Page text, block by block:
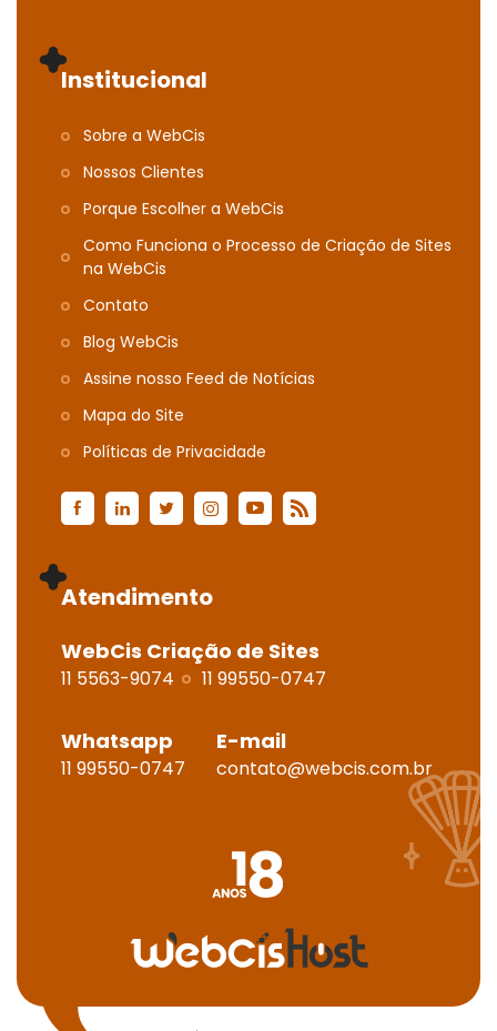
Institucional
Sobre a WebCis
Nossos Clientes
Porque Escolher a WebCis
Como Funciona o Processo de Criação de Sites
na WebCis
Contato
Blog WebCis
Assine nosso Feed de Notícias
Mapa do Site
Polí­ticas de Privacidade
Atendimento
WebCis Criação de Sites
11 5563-9074 11 99550-0747
Whatsapp
11 99550-0747
E-mail
contato@webcis.com.br